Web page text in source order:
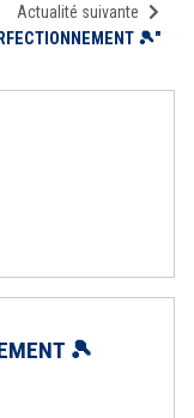
Actualité suivante
🎾"
🎾